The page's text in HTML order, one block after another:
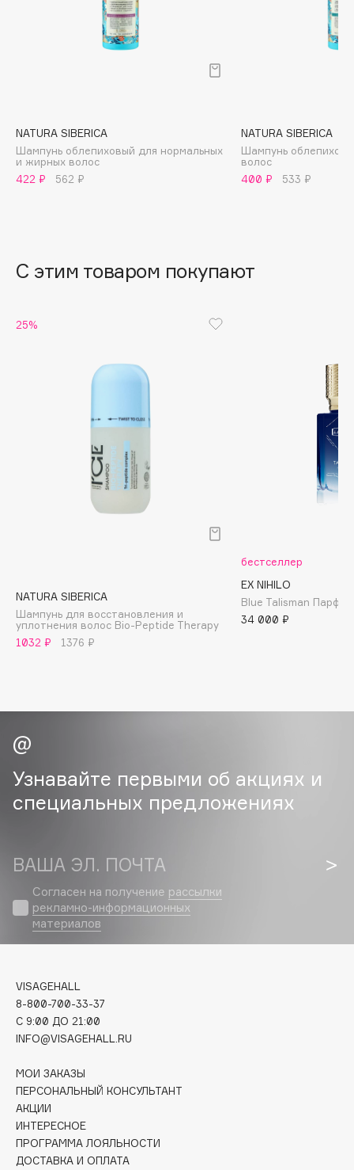
Basicare
Batiste
Beauty Bomb
Bebble
Boadicea The Victorious
by TERRY
BY WISHTREND
Byredo
C
Cadence
Carbon Theory
Carmex
Celimax
Cettua
Chupa Chups
Clarins Precious
Clinique
Clive Christian
Collagenina
Consly
Corimo
CosRX
Cottolina
NATURA SIBERICA
Шампунь облепиховый для нормальных
и жирных волос
422 ₽
562 ₽
NATURA SIBERICA
Шампунь
волос
400 ₽
533 ₽
С этим товаром покупают
25%
NATURA SIBERICA
Шампунь для восстановления и
уплотнения волос Bio-Peptide Therapy
1032 ₽
1376 ₽
бестселлер
EX NIHILO
Blue Talisman
34 000 ₽
Узнавайте первыми об акциях и
специальных предложениях
ВАША ЭЛ. ПОЧТА
Согласен на получение рассылки
рекламно-информационных
материалов
VISAGEHALL
8-800-700-33-37
C 9:00 ДО 21:00
INFO@VISAGEHALL.RU
МОИ ЗАКАЗЫ
ПЕРСОНАЛЬНЫЙ КОНСУЛЬТАНТ
АКЦИИ
ИНТЕРЕСНОЕ
ПРОГРАММА ЛОЯЛЬНОСТИ
ДОСТАВКА И ОПЛАТА